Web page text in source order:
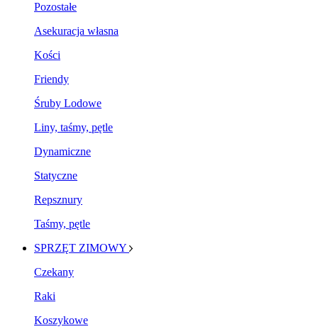
Pozostałe
Asekuracja własna
Kości
Friendy
Śruby Lodowe
Liny, taśmy, pętle
Dynamiczne
Statyczne
Repsznury
Taśmy, pętle
SPRZĘT ZIMOWY
Czekany
Raki
Koszykowe